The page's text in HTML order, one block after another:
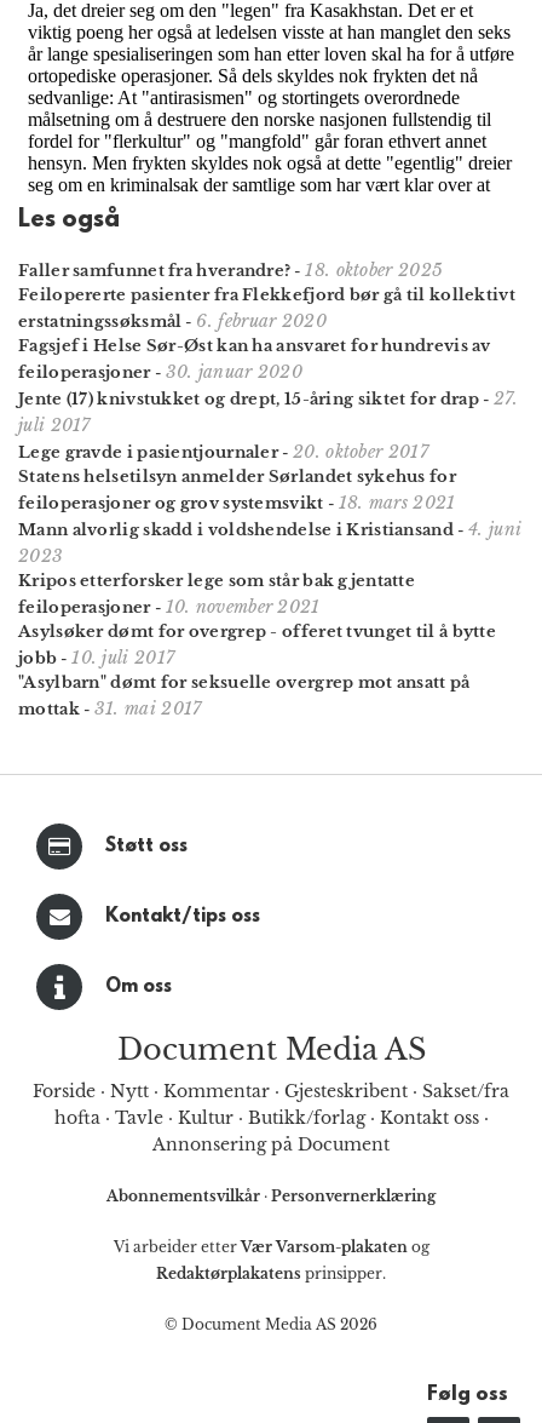
Les også
Faller samfunnet fra hverandre? -18. oktober 2025
Feilopererte pasienter fra Flekkefjord bør gå til kollektivt
erstatningssøksmål - 6. februar 2020
Fagsjef i Helse Sør-Øst kan ha ansvaret for hundrevis av
feiloperasjoner- 30. januar 2020
Jente (17) knivstukket og drept, 15-åring siktet for drap -27.
juli 2017
Lege gravde i pasientjournaler- 20. oktober 2017
Statens helsetilsyn anmelder Sørlandet sykehus for
feiloperasjoner og grov systemsvikt - 18. mars 2021
Mann alvorlig skadd i voldshendelse i Kristiansand - 4. juni
2023
Kripos etterforsker lege som står bak gjentatte
feiloperasjoner- 10. november 2021
Asylsøker dømt for overgrep - offeret tvunget til å bytte
jobb -10. juli 2017
"Asylbarn" dømt for seksuelle overgrep mot ansatt på
mottak- 31. mai 2017
Støtt oss
Kontakt/tips oss
Om oss
Document Media AS
Forside · Nytt · Kommentar · Gjesteskribent · Sakset/fra
hofta· Tavle· Kultur· Butikk/forlag· Kontakt oss·
Annonsering på Document
Abonnementsvilkår · Personvernerklæring
Vi arbeider etterVær Varsom-plakatenog
Redaktørplakatens prinsipper.
© Document Media AS 2026
Følg oss